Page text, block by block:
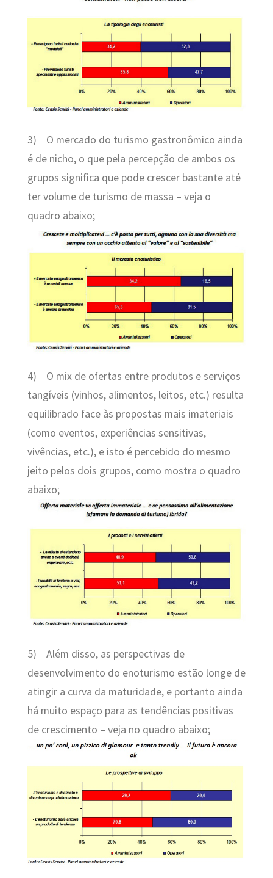
3) O mercado do turismo gastronômico ainda
é de nicho, o que pela percepção de ambos os
grupos significa que pode crescer bastante até
ter volume de turismo de massa – veja o
quadro abaixo;
4) O mix de ofertas entre produtos e serviços
tangíveis (vinhos, alimentos, leitos, etc.) resulta
equilibrado face às propostas mais imateriais
(como eventos, experiências sensitivas,
vivências, etc.), e isto é percebido do mesmo
jeito pelos dois grupos, como mostra o quadro
abaixo;
5) Além disso, as perspectivas de
desenvolvimento do enoturismo estão longe de
atingir a curva da maturidade, e portanto ainda
há muito espaço para as tendências positivas
de crescimento – veja no quadro abaixo;